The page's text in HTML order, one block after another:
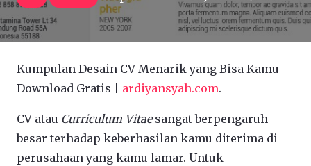
Kumpulan Desain CV Menarik yang Bisa Kamu
Download Gratis | ardiyansyah.com.
CV atau Curriculum Vitaesangat berpengaruh
besar terhadap keberhasilan kamu diterima di
perusahaan yang kamu lamar. Untuk